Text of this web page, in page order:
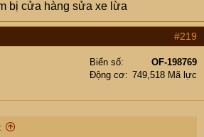
bị cửa hàng sửa xe lừa
#219
Biển số
OF-198769
Động cơ
749,518 Mã lực